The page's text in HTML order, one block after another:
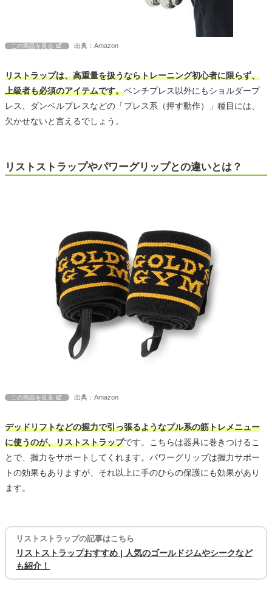
この商品を見る 出典：Amazon
リストラップは、高重量を扱うならトレーニング初心者に限らず、
上級者も必須のアイテムです。ベンチプレス以外にもショルダープ
レス、ダンベルプレスなどの「プレス系（押す動作）」種目には、
欠かせないと言えるでしょう。
リストストラップやパワーグリップとの違いとは？
この商品を見る 出典：Amazon
デッドリフトなどの握力で引っ張るようなプル系の筋トレメニュー
に使うのが、リストストラップです。こちらは器具に巻きつけるこ
とで、握力をサポートしてくれます。パワーグリップは握力サポー
トの効果もありますが、それ以上に手のひらの保護にも効果があり
ます。
リストストラップの記事はこちら
リストストラップおすすめ | 人気のゴールドジムやシークなど
も紹介！